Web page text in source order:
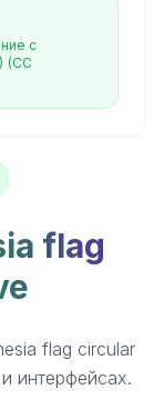
с
(CC
flag
flag circular
интерфейсах.